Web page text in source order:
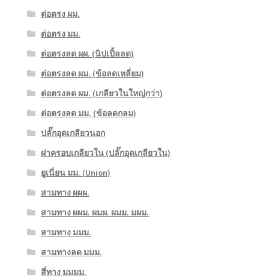
ต่อตรง ผม.
ต่อตรง มม.
ต่อตรงลด ผผ. (นิปเปิ้ลลด)
ต่อตรงลด ผม. (ข้อลดเหลี่ยม)
ต่อตรงลด ผม. (เกลียวในใหญ่กว่า)
ต่อตรงลด มม. (ข้อลดกลม)
ปลั๊กอุดเกลียวนอก
ฝาครอบเกลียวใน (ปลั๊กอุดเกลียวใน)
ยูเนี่ยน มม. (Union)
สามทาง ผผผ.
สามทาง ผผม. ผมผ. ผมม. มผม.
สามทาง มมม.
สามทางลด มมม.
สี่ทาง มมมม.